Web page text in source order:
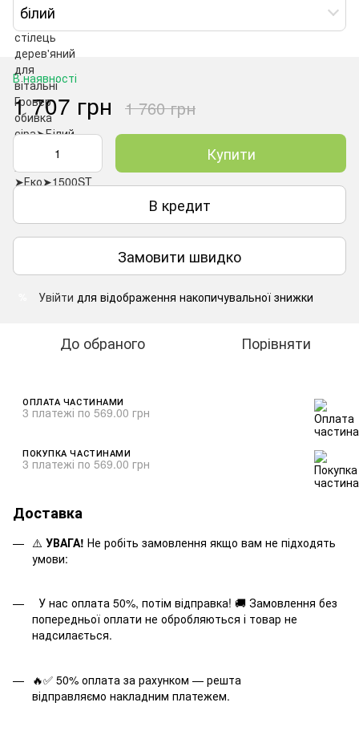
білий
В наявності
1 707 грн 1 760 грн
Купити
В кредит
Замовити швидко
Увійти для відображення накопичувальної знижки
До обраного Порівняти
ОПЛАТА ЧАСТИНАМИ
3 платежі по 569.00 грн
ПОКУПКА ЧАСТИНАМИ
3 платежі по 569.00 грн
Доставка
⚠️ УВАГА! Не робіть замовлення якщо вам не підходять
умови:
У нас оплата 50%, потім відправка! 🚚 Замовлення без
попередньої оплати не обробляються і товар не
надсилається.
🔥✅ 50% оплата за рахунком — решта
відправляємо накладним платежем.